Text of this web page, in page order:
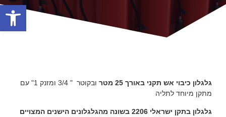
פתח
גלגלון כיבוי אש תקני באורך 25 מטר ובקוטר " 3/4 ומזנק 1"
עם
מתקן מיוחד לתליה
גלגלון בתקן ישראלי 2206 בשונה מהגלגלונים הישנים המצויים